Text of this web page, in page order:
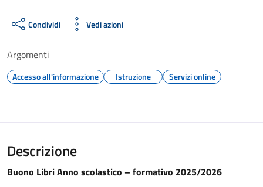
Condividi Vedi azioni
Argomenti
Accesso all'informazione Istruzione Servizi online
Descrizione
Buono Libri Anno scolastico – formativo 2025/2026